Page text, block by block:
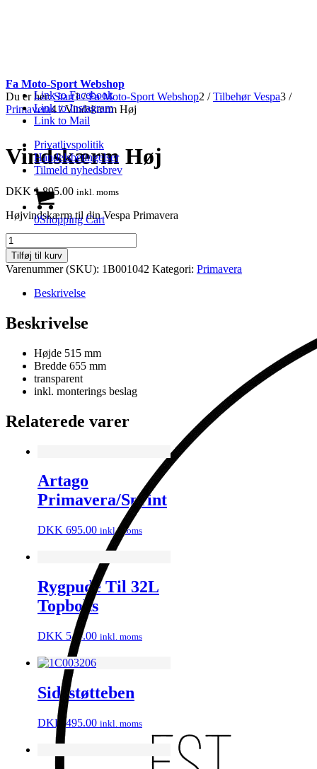
Link to Facebook
Link to Instagram
Link to Mail
Privatlivspolitik
Handelsbetingelser
Tilmeld nyhedsbrev
0Shopping Cart
Fa Moto-Sport Webshop
Du er her: Start1 / Fa Moto-Sport Webshop2 / Tilbehør Vespa3 /
Primavera4 / Vindskærm Høj
Vindskærm Høj
DKK 1,895.00 inkl. moms
Højvindskærm til din Vespa Primavera
Vindskærm
Høj
antal
Tilføj til kurv
Varenummer (SKU): 1B001042 Kategori: Primavera
Beskrivelse
Beskrivelse
Højde 515 mm
Bredde 655 mm
transparent
inkl. monterings beslag
Relaterede varer
Artago
Primavera/Sprint
DKK 695.00 inkl. moms
Rygpude Til 32L
Topboks
DKK 545.00 inkl. moms
Sidestøtteben
DKK 495.00 inkl. moms